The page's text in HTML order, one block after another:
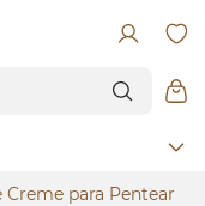
Creme para Pentear